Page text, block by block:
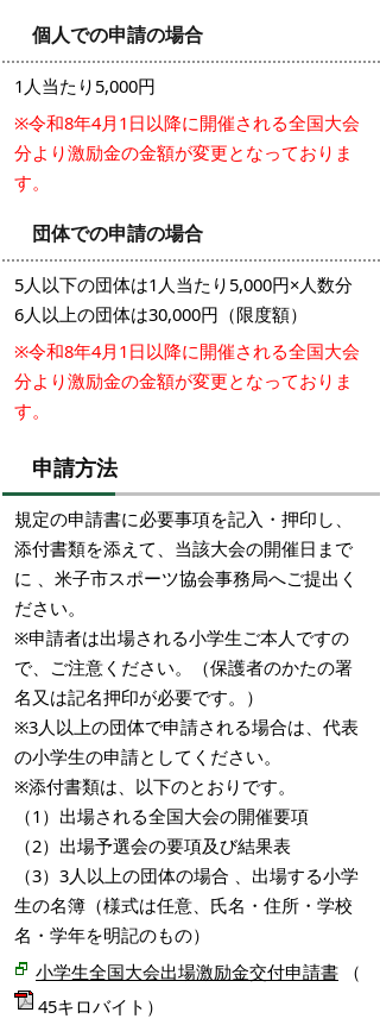
個人での申請の場合
1人当たり5,000円
※令和8年4月1日以降に開催される全国大会
分より激励金の金額が変更となっておりま
す。
団体での申請の場合
5人以下の団体は1人当たり5,000円×人数分
6人以上の団体は30,000円（限度額）
※令和8年4月1日以降に開催される全国大会
分より激励金の金額が変更となっておりま
す。
申請方法
規定の申請書に必要事項を記入・押印し、
添付書類を添えて、当該大会の開催日まで
に 、米子市スポーツ協会事務局へご提出く
ださい。
※申請者は出場される小学生ご本人ですの
で、ご注意ください。（保護者のかたの署
名又は記名押印が必要です。）
※3人以上の団体で申請される場合は、代表
の小学生の申請としてください。
※添付書類は、以下のとおりです。
（1）出場される全国大会の開催要項
（2）出場予選会の要項及び結果表
（3）3人以上の団体の場合 、出場する小学
生の名簿（様式は任意、氏名・住所・学校
名・学年を明記のもの）
小学生全国大会出場激励金交付申請書 （
45キロバイト）